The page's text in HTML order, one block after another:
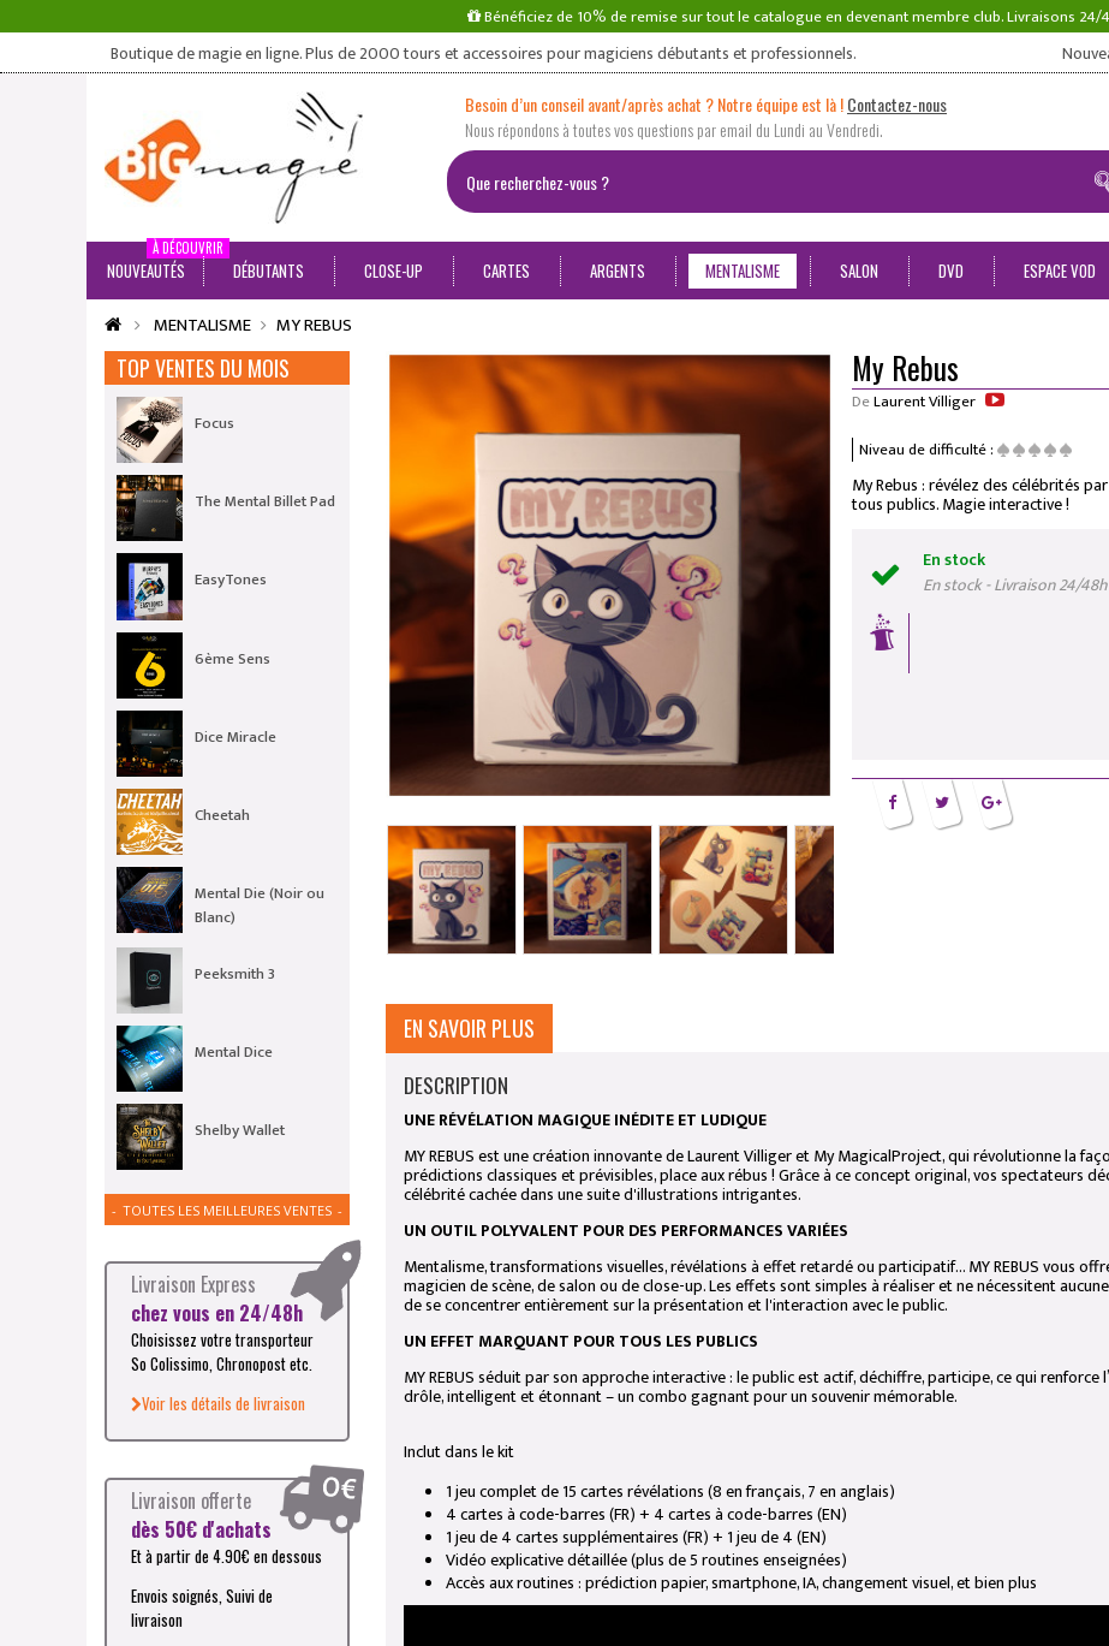
Bénéficiez de 10% de remise sur tout le catalogue en devenant membre club. Livraisons 24/
Boutique de magie en ligne. Plus de 2000 tours et accessoires pour magiciens débutants et professionnels.
Besoin d’un conseil avant/après achat ? Notre équipe est là !Contactez-nous
Nous répondons à toutes vos questions par email du Lundi au Vendredi.
NOUVEAUTÉS
À DÉCOUVRIR
DÉBUTANTS CLOSE-UP CARTES ARGENTS MENTALISME SALON DVD ESPACE VOD
MENTALISME MY REBUS
TOP VENTES DU MOIS
Focus
The Mental Billet Pad
EasyTones
6ème Sens
Dice Miracle
Cheetah
Mental Die (Noir ou
Blanc)
Peeksmith 3
Mental Dice
Shelby Wallet
TOUTES LES MEILLEURES VENTES
Livraison Express
chez vous en 24/48h
Choisissez votre transporteur
So Colissimo, Chronopost etc.
Voir les détails de livraison
Livraison offerte
dès 50€ d'achats
Et à partir de 4.90€ en dessous
Envois soignés, Suivi de
livraison
My Rebus
DeLaurent Villiger
Niveau de difficulté :
My Rebus : révélez des célébrités
tous publics. Magie interactive !
En stock
En stock - Livraison 24/48h
EN SAVOIR PLUS
DESCRIPTION
UNE RÉVÉLATION MAGIQUE INÉDITE ET LUDIQUE
MY REBUS est une création innovante de Laurent Villiger et My MagicalProject, qui révolutionne la
prédictions classiques et prévisibles, place aux rébus ! Grâce à ce concept original, vos spectateurs
célébrité cachée dans une suite d'illustrations intrigantes.
UN OUTIL POLYVALENT POUR DES PERFORMANCES VARIÉES
Mentalisme, transformations visuelles, révélations à effet retardé ou participatif... MY REBUS vous
magicien de scène, de salon ou de close-up. Les effets sont simples à réaliser et ne nécessitent
de se concentrer entièrement sur la présentation et l'interaction avec le public.
UN EFFET MARQUANT POUR TOUS LES PUBLICS
MY REBUS séduit par son approche interactive : le public est actif, déchiffre, participe, ce qui
drôle, intelligent et étonnant – un combo gagnant pour un souvenir mémorable.
Inclut dans le kit
1 jeu complet de 15 cartes révélations (8 en français, 7 en anglais)
4 cartes à code-barres (FR) + 4 cartes à code-barres (EN)
1 jeu de 4 cartes supplémentaires (FR) + 1 jeu de 4 (EN)
Vidéo explicative détaillée (plus de 5 routines enseignées)
Accès aux routines : prédiction papier, smartphone, IA, changement visuel, et bien plus